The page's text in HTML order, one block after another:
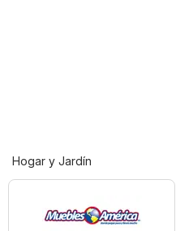
Hogar y Jardín